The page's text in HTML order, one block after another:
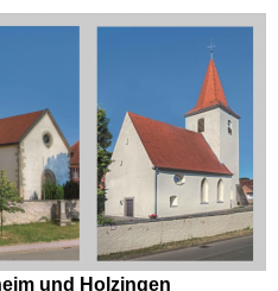
und Holzingen